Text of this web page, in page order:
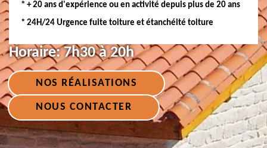
* + 20 ans d'expérience ou en activité depuis plus de 20 ans
* 24H/24 Urgence fuite toiture et étanchéité toiture
Horaire:7h30 à 20h
NOS RÉALISATIONS
NOUS CONTACTER